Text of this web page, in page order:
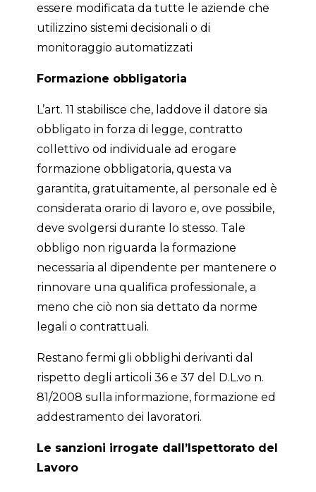
essere modificata da tutte le aziende che
utilizzino sistemi decisionali o di
monitoraggio automatizzati
Formazione obbligatoria
L’art. 11 stabilisce che, laddove il datore sia
obbligato in forza di legge, contratto
collettivo od individuale ad erogare
formazione obbligatoria, questa va
garantita, gratuitamente, al personale ed è
considerata orario di lavoro e, ove possibile,
deve svolgersi durante lo stesso. Tale
obbligo non riguarda la formazione
necessaria al dipendente per mantenere o
rinnovare una qualifica professionale, a
meno che ciò non sia dettato da norme
legali o contrattuali.
Restano fermi gli obblighi derivanti dal
rispetto degli articoli 36 e 37 del D.L.vo n.
81/2008 sulla informazione, formazione ed
addestramento dei lavoratori.
Le sanzioni irrogate dall’Ispettorato del
Lavoro